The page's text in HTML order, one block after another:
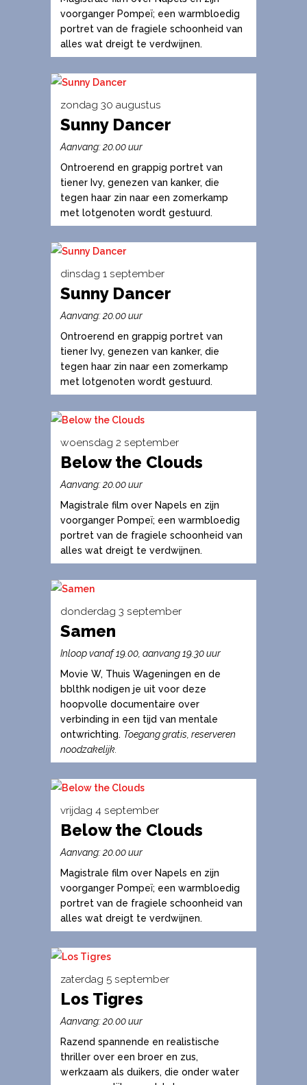
meerdere
variaties.
Deze
kan
gekozen
worden
de
productpagina
voorganger Pompeï; een warmbloedig
portret van de fragiele schoonheid van
alles wat dreigt te verdwijnen.
zondag 30 augustus
Dit
product
heeft
meerdere
variaties.
Deze
kan
gekozen
worden
de
productpagina
Sunny Dancer
Aanvang: 20.00 uur
Ontroerend en grappig portret van
tiener Ivy, genezen van kanker, die
tegen haar zin naar een zomerkamp
met lotgenoten wordt gestuurd.
dinsdag 1 september
Dit
product
heeft
meerdere
variaties.
Deze
kan
worden
de
productpagina
Sunny Dancer
Aanvang: 20.00 uur
Ontroerend en grappig portret van
tiener Ivy, genezen van kanker, die
tegen haar zin naar een zomerkamp
met lotgenoten wordt gestuurd.
woensdag 2 september
product
heeft
meerdere
variaties.
Deze
kan
gekozen
worden
de
productpagina
Below the Clouds
Aanvang: 20.00 uur
Magistrale film over Napels en zijn
voorganger Pompeï; een warmbloedig
portret van de fragiele schoonheid van
alles wat dreigt te verdwijnen.
donderdag 3 september
Dit
product
heeft
meerdere
variaties.
Deze
optie
worden
op
productpagina
Samen
Inloop vanaf 19.00, aanvang 19.30 uur
Movie W, Thuis Wageningen en de
bblthk nodigen je uit voor deze
hoopvolle documentaire over
verbinding in een tijd van mentale
ontwrichting. Toegang gratis, reserveren
noodzakelijk.
vrijdag 4 september
product
heeft
meerdere
variaties.
Deze
kan
gekozen
worden
de
productpagina
Below the Clouds
Aanvang: 20.00 uur
Magistrale film over Napels en zijn
voorganger Pompeï; een warmbloedig
portret van de fragiele schoonheid van
alles wat dreigt te verdwijnen.
zaterdag 5 september
product
heeft
meerdere
variaties.
Los Tigres
Aanvang: 20.00 uur
Razend spannende en realistische
thriller over een broer en zus,
werkzaam als duikers, die onder water